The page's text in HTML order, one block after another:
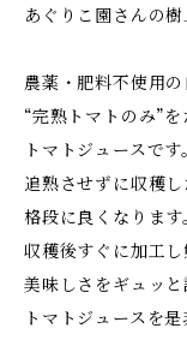
あぐりこ園さんの
農薬・肥料不使用
“完熟トマトのみ”
トマトジュースです。
追熟させずに収穫
格段に良くなります
収穫後すぐに加工
美味しさをギュッ
トマトジュースを